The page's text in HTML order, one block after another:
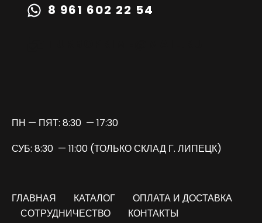
8 961 602 22 54
ПН — ПЯТ: 8:30 — 17:30
СУБ: 8:30 — 11:00 (ТОЛЬКО СКЛАД Г. ЛИПЕЦК)
ГЛАВНАЯ КАТАЛОГ
ОПЛАТА И ДОСТАВКА
СОТРУДНИЧЕСТВО
КОНТАКТЫ